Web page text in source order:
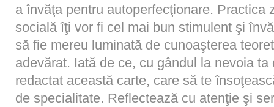
a învăţa pentru autoperfecţionare. Practica
socială îţi vor fi cel mai bun stimulent şi
să fie mereu luminată de cunoaşterea
adevărat. Iată de ce, cu gândul la nevoia
redactat această carte, care să te
de specialitate. Reflectează cu atenţie şi